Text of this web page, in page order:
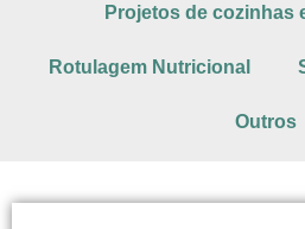
Projetos de cozinhas
Rotulagem Nutricional
Outros